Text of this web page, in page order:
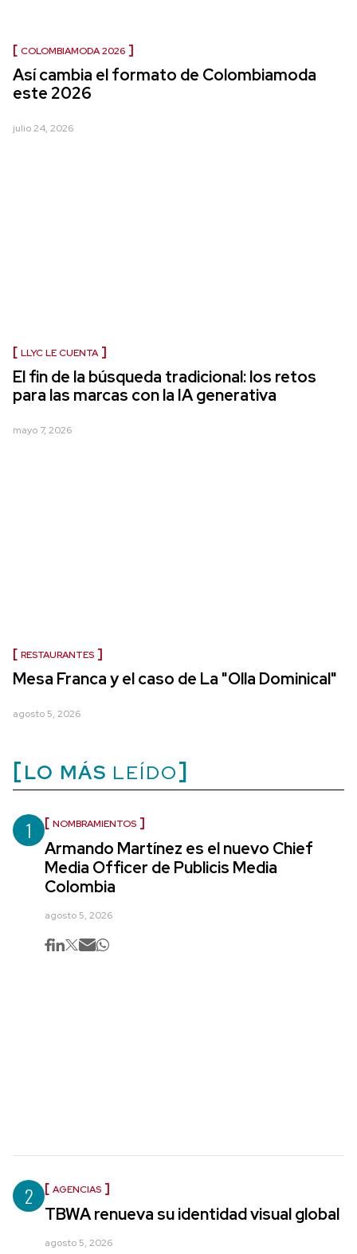
COLOMBIAMODA 2026
Así cambia el formato de Colombiamoda
este 2026
julio 24, 2026
LLYC LE CUENTA
El fin de la búsqueda tradicional: los retos
para las marcas con la IA generativa
mayo 7, 2026
RESTAURANTES
Mesa Franca y el caso de La "Olla Dominical"
agosto 5, 2026
LO MÁS LEÍDO
1 NOMBRAMIENTOS
Armando Martínez es el nuevo Chief
Media Officer de Publicis Media
Colombia
agosto 5, 2026
2 AGENCIAS
TBWA renueva su identidad visual global
agosto 5, 2026